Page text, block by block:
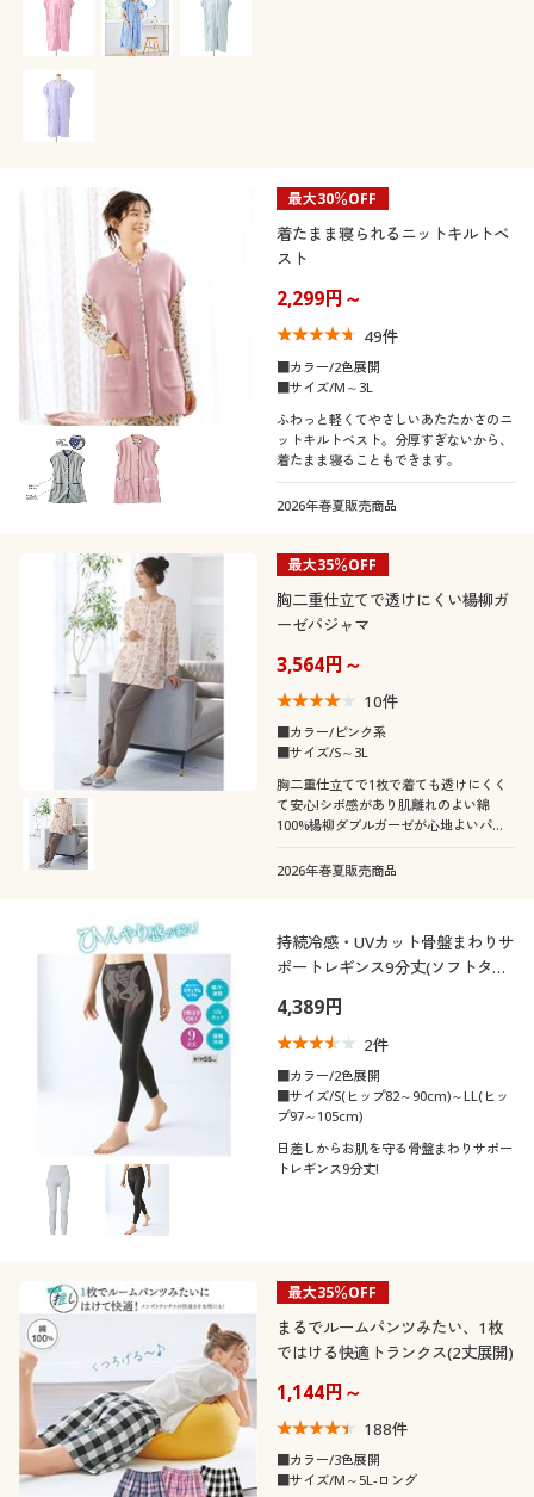
最大30％OFF
着たまま寝られるニットキルトベ
スト
2,299円～
49件
■カラー/2色展開
■サイズ/M～3L
ふわっと軽くてやさしいあたたかさのニ
ットキルトベスト。分厚すぎないから、
着たまま寝ることもできます。
2026年春夏販売商品
最大35％OFF
胸二重仕立てで透けにくい楊柳ガ
ーゼパジャマ
3,564円～
10件
■カラー/ピンク系
■サイズ/S～3L
胸二重仕立てで1枚で着ても透けにくく
て安心!シボ感があり肌離れのよい綿
100%楊柳ダブルガーゼが心地よいパジ
めです。Sサイズ、ふっくらさん対応サ
2026年春夏販売商品
持続冷感・UVカット骨盤まわりサ
ポートレギンス9分丈(ソフトタイ
4,389円
2件
■カラー/2色展開
■サイズ/S(ヒップ82～90cm)～LL(ヒッ
プ97～105cm)
日差しからお肌を守る骨盤まわりサポー
トレギンス9分丈!
最大35％OFF
まるでルームパンツみたい、1枚
ではける快適トランクス(2丈展開)
1,144円～
188件
■カラー/3色展開
■サイズ/M～5L-ロング